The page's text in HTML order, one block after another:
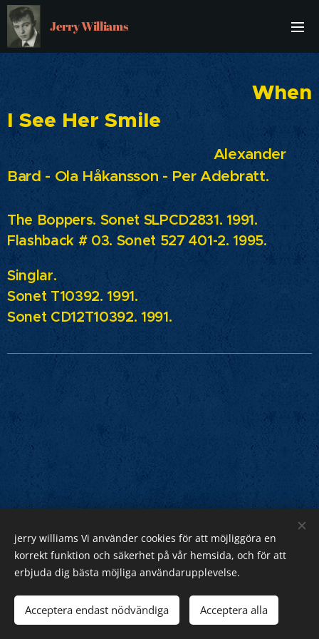
Jerry Williams
When
I See Her Smile
Alexander
Bard - Ola Håkansson - Per Adebratt.
The Boppers. Sonet SLPCD2831. 1991.
Flashback # 03. Sonet 527 401-2. 1995.
Singlar.
Sonet T10392. 1991.
Sonet CD12T10392. 1991.
Jerry Williams
Sveriges Rock Kung.
Webnode Cookies
jerry williams Vi använder cookies för att möjliggöra en
korrekt funktion och säkerhet på vår hemsida, och för att
erbjuda dig bästa möjliga användarupplevelse.
Acceptera endast nödvändiga Acceptera alla